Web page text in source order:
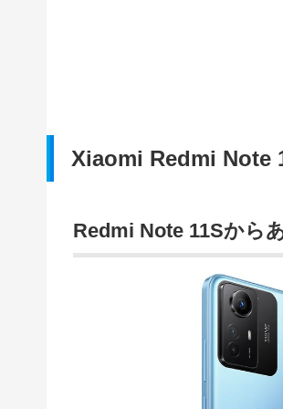
Xiaomi Redmi Note
Redmi Note 11Sから